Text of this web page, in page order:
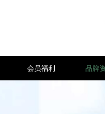
会员福利 品牌